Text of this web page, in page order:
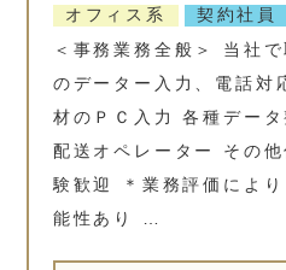
オフィス系
契約社員
＜事務業務全般＞ 当社
のデーター入力、電話対
材のＰＣ入力 各種デー
配送オペレーター その
験歓迎 ＊業務評価によ
能性あり …